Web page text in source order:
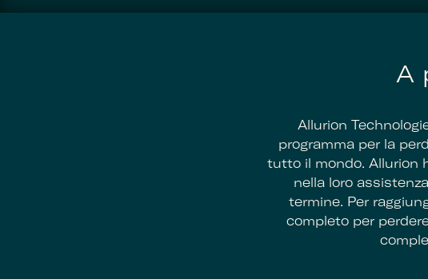
A
Allurion
programma per la
tutto il mondo. Allurion
nella loro
termine. Per
completo per